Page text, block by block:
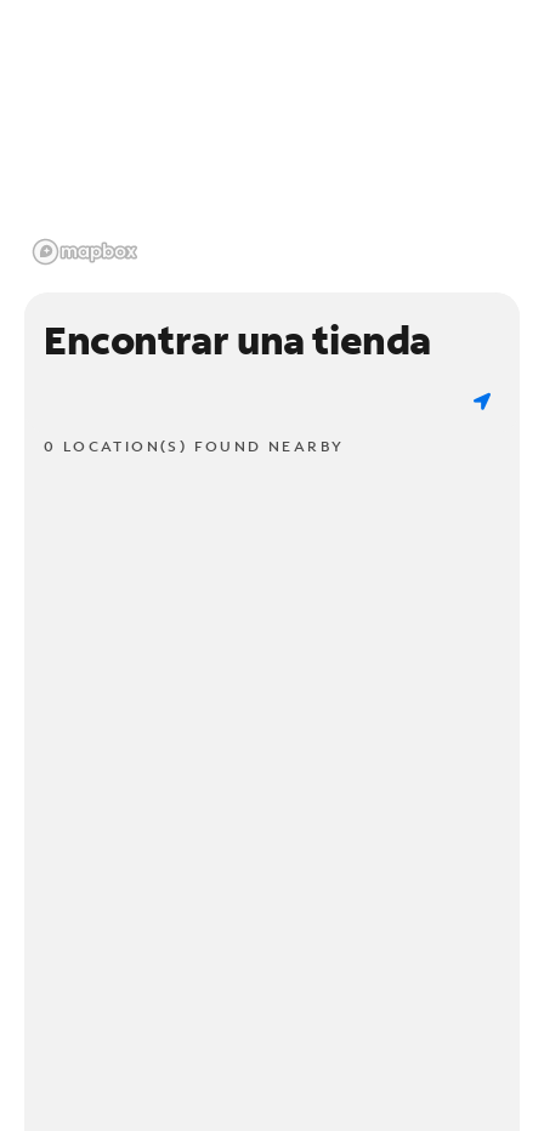
Encontrar una tienda
0 LOCATION(S) FOUND NEARBY